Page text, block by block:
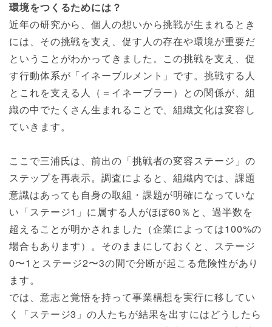
環境をつくるためには？
近年の研究から、個人の想いから挑戦が生まれるとき
には、その挑戦を支え、促す人の存在や環境が重要だ
ということがわかってきました。この挑戦を支え、促
す行動体系が「イネーブルメント」です。挑戦する人
とこれを支える人（＝イネーブラー）との関係が、組
織の中でたくさん生まれることで、組織文化は変容し
ていきます。
ここで三浦氏は、前出の「挑戦者の変容ステージ」の
ステップを再表示。調査によると、組織内では、課題
意識はあっても自身の取組・課題が明確になっていな
い「ステージ1」に属する人がほぼ60％と、過半数を
超えることが明かされました（企業によっては100%の
場合もあります）。そのままにしておくと、ステージ
0〜1とステージ2〜3の間で分断が起こる危険性があり
ます。
では、意志と覚悟を持って事業構想を実行に移してい
く「ステージ3」の人たちが結果を出すにはどうしたら